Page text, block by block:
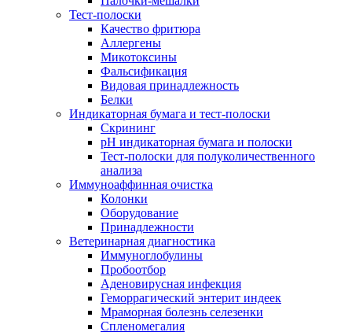
Тест-полоски
Качество фритюра
Аллергены
Микотоксины
Фальсификация
Видовая принадлежность
Белки
Индикаторная бумага и тест-полоски
Скрининг
pH индикаторная бумага и полоски
Тест-полоски для полуколичественного
анализа
Иммуноаффинная очистка
Колонки
Оборудование
Принадлежности
Ветеринарная диагностика
Иммуноглобулины
Пробоотбор
Аденовирусная инфекция
Геморрагический энтерит индеек
Мраморная болезнь селезенки
Спленомегалия